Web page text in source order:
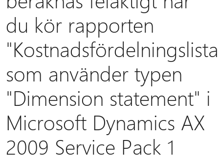
du kör rapporten
som använder typen
"Dimension statement" i
Microsoft Dynamics AX
2009 Service Pack 1